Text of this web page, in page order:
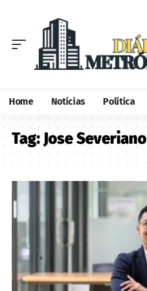
Home Notícias Política
Tag: Jose Severiano